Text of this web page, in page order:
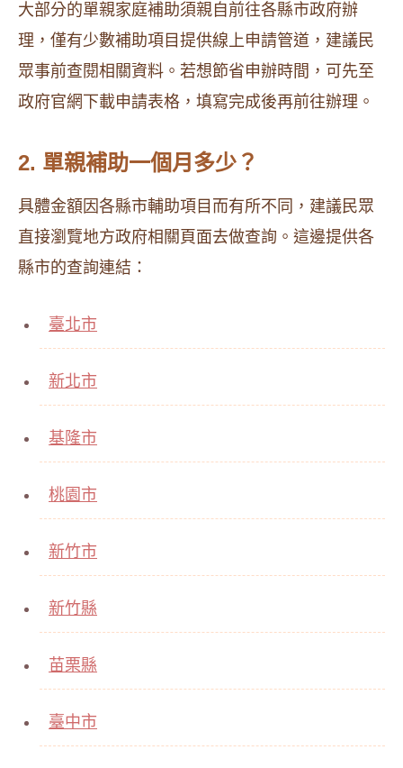
大部分的單親家庭補助須親自前往各縣市政府辦
理，僅有少數補助項目提供線上申請管道，建議民
眾事前查閱相關資料。若想節省申辦時間，可先至
政府官網下載申請表格，填寫完成後再前往辦理。
2. 單親補助一個月多少？
具體金額因各縣市輔助項目而有所不同，建議民眾
直接瀏覽地方政府相關頁面去做查詢。這邊提供各
縣市的查詢連結：
臺北市
新北市
基隆市
桃園市
新竹市
新竹縣
苗栗縣
臺中市